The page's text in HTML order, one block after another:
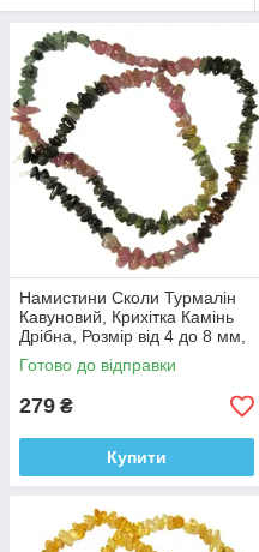
Намистини Сколи Турмалін
Кавуновий, Крихітка Камінь
Дрібна, Розмір від 4 до 8 мм,
Рукоділля
Готово до відправки
279 ₴
Купити